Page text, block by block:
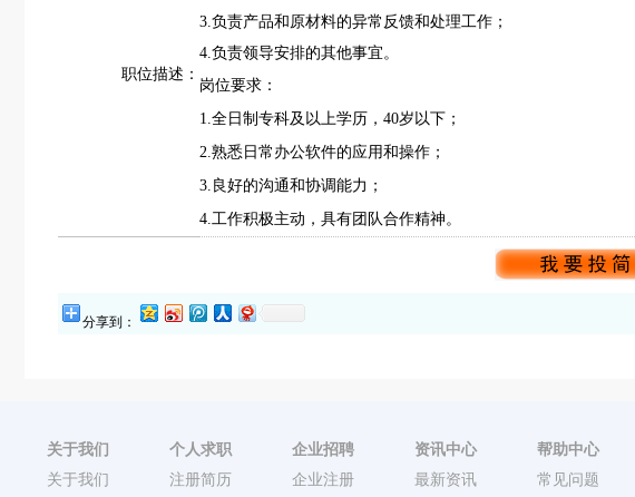
职位描述：
3.负责产品和原材料的异常反馈和处理工作；
4.负责领导安排的其他事宜。
岗位要求：
1.全日制专科及以上学历，40岁以下；
2.熟悉日常办公软件的应用和操作；
3.良好的沟通和协调能力；
4.工作积极主动，具有团队合作精神。
分享到：
关于我们
关于我们
个人求职
注册简历
企业招聘
企业注册
资讯中心
最新资讯
帮助中心
常见问题